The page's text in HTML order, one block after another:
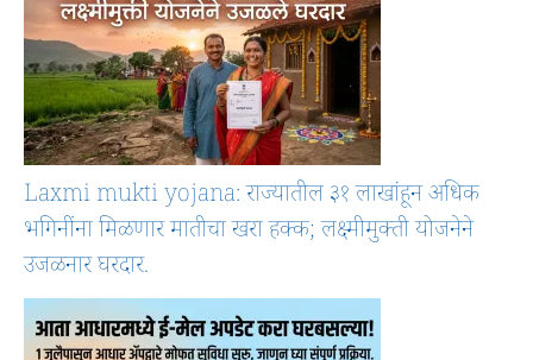
Laxmi mukti yojana: राज्यातील ३१ लाखांहून अधिक
भगिनींना मिळणार मातीचा खरा हक्क; लक्ष्मीमुक्ती योजनेने
उजळनार घरदार.